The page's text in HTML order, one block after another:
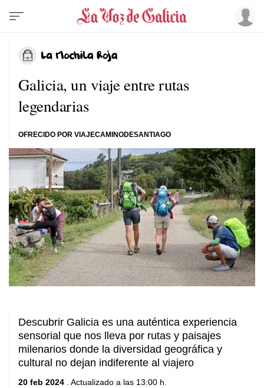
Galicia, un viaje entre rutas
legendarias
OFRECIDO POR VIAJECAMINODESANTIAGO
Descubrir Galicia es una auténtica experiencia
sensorial que nos lleva por rutas y paisajes
milenarios donde la diversidad geográfica y
cultural no dejan indiferente al viajero
20 feb 2024 . Actualizado a las 13:00 h.